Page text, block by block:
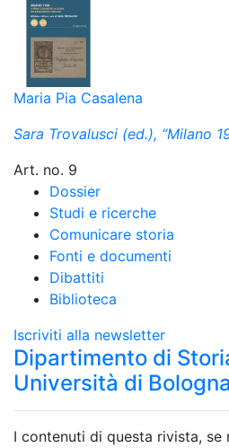
Maria Pia Casalena
Sara Trovalusci (ed.), “Milano
Art. no. 9
Dossier
Studi e ricerche
Comunicare storia
Fonti e documenti
Dibattiti
Biblioteca
Iscriviti alla newsletter
Dipartimento di
Università di Bologna
I contenuti di questa rivista, se